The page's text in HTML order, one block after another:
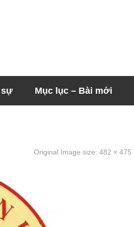
sự Mục lục – Bài mới
Original Image size: 482 × 475